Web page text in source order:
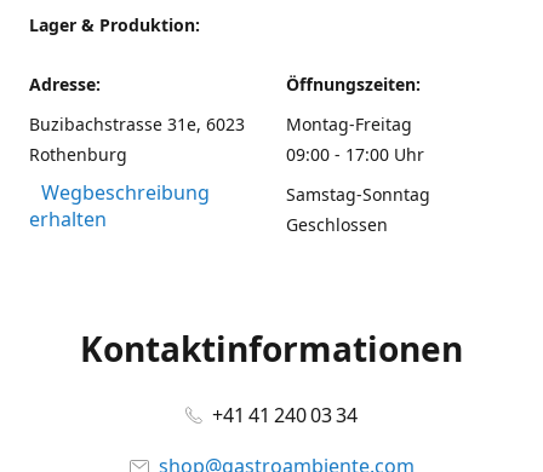
Lager & Produktion:
Adresse:
Buzibachstrasse 31e, 6023
Rothenburg
Wegbeschreibung
erhalten
Öffnungszeiten:
Montag-Freitag
09:00 - 17:00 Uhr
Samstag-Sonntag
Geschlossen
Kontaktinformationen
+41 41 240 03 34
shop@gastroambiente.com